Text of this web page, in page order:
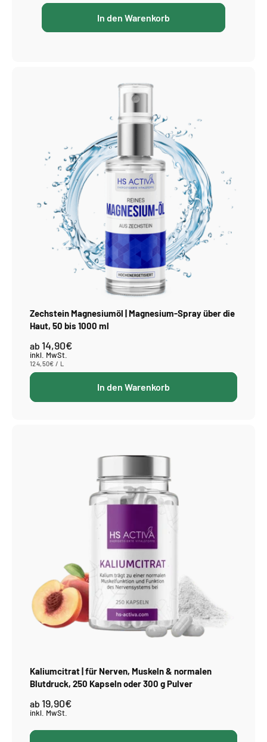
In den Warenkorb
Zechstein Magnesiumöl | Magnesium-Spray über die
Haut, 50 bis 1000 ml
ab Normaler
Preis
14,90€
inkl. MwSt.
STÜCKPREIS
124,50€ / PRO
L
In den Warenkorb
Kaliumcitrat | für Nerven, Muskeln & normalen
Blutdruck, 250 Kapseln oder 300 g Pulver
ab Normaler
Preis
19,90€
inkl. MwSt.